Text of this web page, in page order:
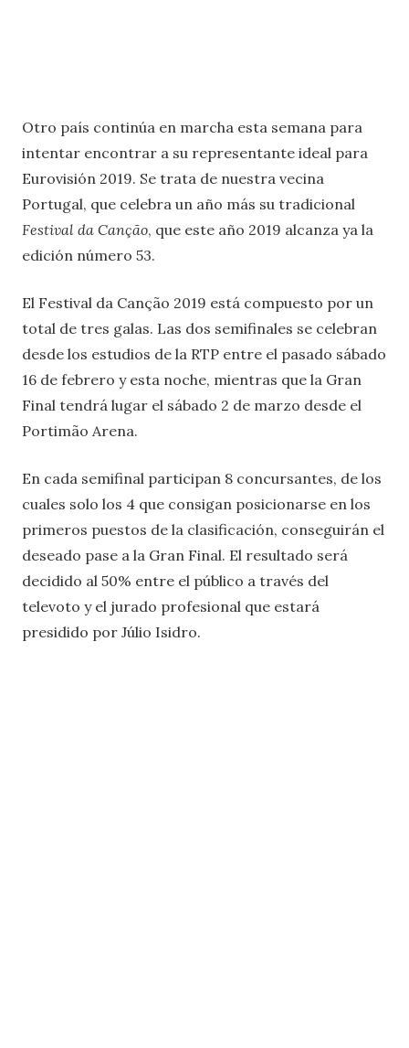
Otro país continúa en marcha esta semana para
intentar encontrar a su representante ideal para
Eurovisión 2019. Se trata de nuestra vecina
Portugal, que celebra un año más su tradicional
Festival da Canção, que este año 2019 alcanza ya la
edición número 53.
El Festival da Canção 2019 está compuesto por un
total de tres galas. Las dos semifinales se celebran
desde los estudios de la RTP entre el pasado sábado
16 de febrero y esta noche, mientras que la Gran
Final tendrá lugar el sábado 2 de marzo desde el
Portimão Arena.
En cada semifinal participan 8 concursantes, de los
cuales solo los 4 que consigan posicionarse en los
primeros puestos de la clasificación, conseguirán el
deseado pase a la Gran Final. El resultado será
decidido al 50% entre el público a través del
televoto y el jurado profesional que estará
presidido por Júlio Isidro.